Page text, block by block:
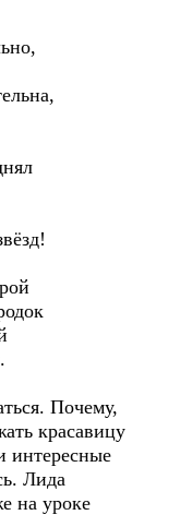
Почему,
красавицу
интересные
Лида
на уроке